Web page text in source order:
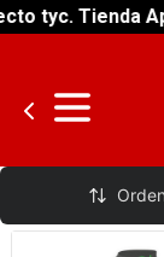
tyc. Tienda
Ropa de Remado